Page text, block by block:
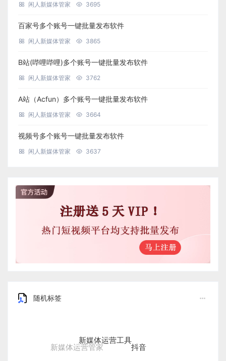
闲人新媒体管家 3695
百家号多个账号一键批量发布软件
闲人新媒体管家 3865
B站(哔哩哔哩)多个账号一键批量发布软件
闲人新媒体管家 3762
A站（Acfun）多个账号一键批量发布软件
闲人新媒体管家 3664
视频号多个账号一键批量发布软件
闲人新媒体管家 3637
随机标签
新媒体运营管家
新媒体运营工具
抖音